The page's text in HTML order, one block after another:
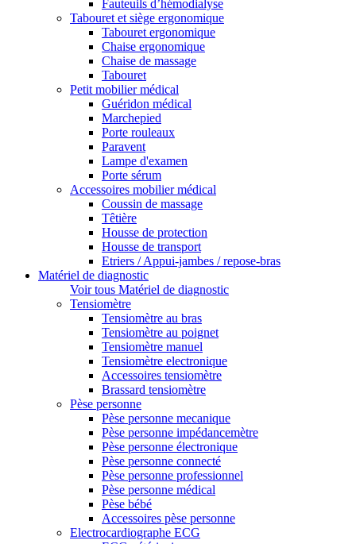
Fauteuils d’hémodialyse
Tabouret et siège ergonomique
Tabouret ergonomique
Chaise ergonomique
Chaise de massage
Tabouret
Petit mobilier médical
Guéridon médical
Marchepied
Porte rouleaux
Paravent
Lampe d'examen
Porte sérum
Accessoires mobilier médical
Coussin de massage
Têtière
Housse de protection
Housse de transport
Etriers / Appui-jambes / repose-bras
Matériel de diagnostic
Voir tous Matériel de diagnostic
Tensiomètre
Tensiomètre au bras
Tensiomètre au poignet
Tensiomètre manuel
Tensiomètre electronique
Accessoires tensiomètre
Brassard tensiomètre
Pèse personne
Pèse personne mecanique
Pèse personne impédancemètre
Pèse personne électronique
Pèse personne connecté
Pèse personne professionnel
Pèse personne médical
Pèse bébé
Accessoires pèse personne
Electrocardiographe ECG